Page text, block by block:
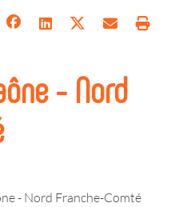
- Nord
- Nord Franche-Comté